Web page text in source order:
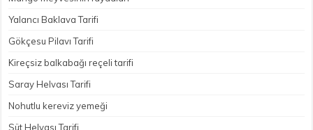
Yalancı Baklava Tarifi
Gökçesu Pilavı Tarifi
Kireçsiz balkabağı reçeli tarifi
Saray Helvası Tarifi
Nohutlu kereviz yemeği
Süt Helvası Tarifi